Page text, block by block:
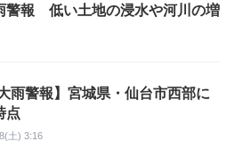
警報 低い土地の浸水や河川の増
雨警報】宮城県・仙台市西部に
点
土) 3:16